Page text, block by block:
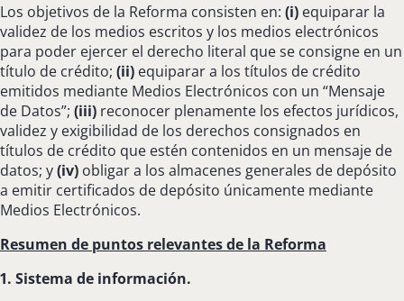
Los objetivos de la Reforma consisten en: (i) equiparar la
validez de los medios escritos y los medios electrónicos
para poder ejercer el derecho literal que se consigne en un
título de crédito; (ii) equiparar a los títulos de crédito
emitidos mediante Medios Electrónicos con un “Mensaje
de Datos”; (iii) reconocer plenamente los efectos jurídicos,
validez y exigibilidad de los derechos consignados en
títulos de crédito que estén contenidos en un mensaje de
datos; y(iv) obligar a los almacenes generales de depósito
a emitir certificados de depósito únicamente mediante
Medios Electrónicos.
Resumen de puntos relevantes de la Reforma
1. Sistema de información.